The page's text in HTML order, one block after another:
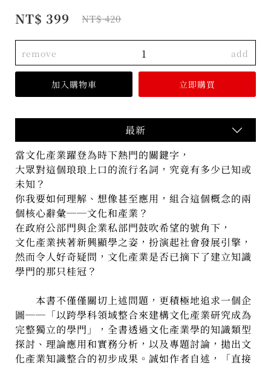
NT$ 399 NT$ 420
remove add
最新
當文化產業躍登為時下熱門的關鍵字，
大眾對這個琅琅上口的流行名詞， 究竟有多少已知或
未知？
你我要如何理解、想像甚至應用，組合這個概念的兩
個核心辭彙──文化和產業？
在政府公部門與企業私部門鼓吹希望的號角下，
文化產業挾著新興顯學之姿，扮演起社會發展引擎，
然而令人好奇疑問，文化產業是否已摘下了建立知識
學門的那只桂冠？
本書不僅僅關切上述問題，更積極地追求一個企
圖──「以跨學科領域整合來建構文化產業研究成為
完整獨立的學門」，全書透過文化產業學的知識類型
探討、理論應用和實務分析，以及專題討論，拋出文
化產業知識整合的初步成果。誠如作者自述，「直接